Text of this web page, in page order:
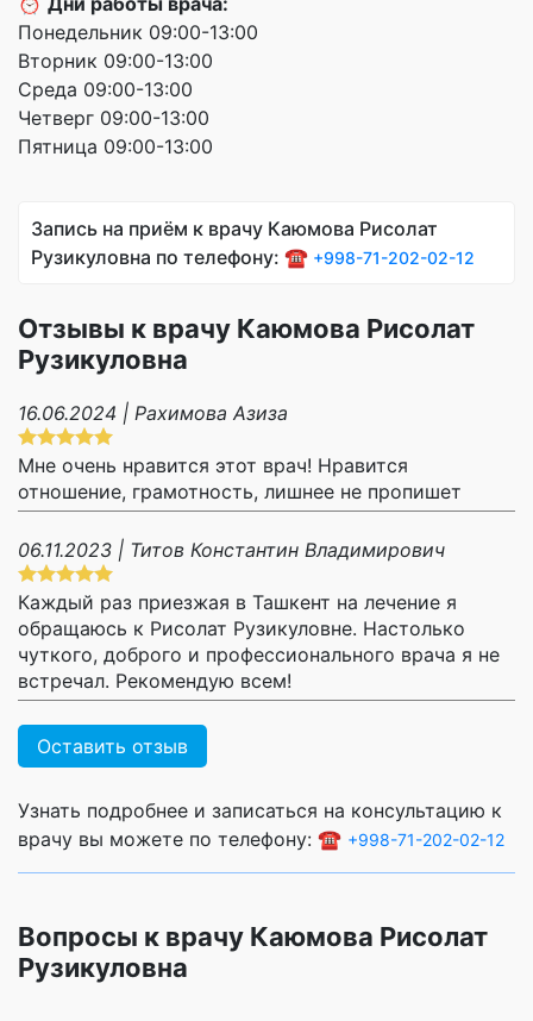
Понедельник 09:00-13:00
Вторник 09:00-13:00
Среда 09:00-13:00
Четверг 09:00-13:00
Пятница 09:00-13:00
Запись на приём к врачу Каюмова Рисолат
Рузикуловна по телефону: ☎️ +998-71-202-02-12
Отзывы к врачу Каюмова Рисолат
Рузикуловна
16.06.2024 | Рахимова Азиза
Мне очень нравится этот врач! Нравится
отношение, грамотность, лишнее не пропишет
06.11.2023 | Титов Константин Владимирович
Каждый раз приезжая в Ташкент на лечение я
обращаюсь к Рисолат Рузикуловне. Настолько
чуткого, доброго и профессионального врача я не
встречал. Рекомендую всем!
Оставить отзыв
Узнать подробнее и записаться на консультацию к
врачу вы можете по телефону: ☎️ +998-71-202-02-12
Вопросы к врачу Каюмова Рисолат
Рузикуловна